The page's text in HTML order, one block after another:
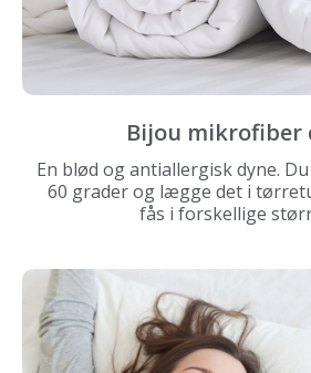
Bijou mikrofiber
En blød og antiallergisk dyne.
60 grader og lægge det i
fås i forskellige